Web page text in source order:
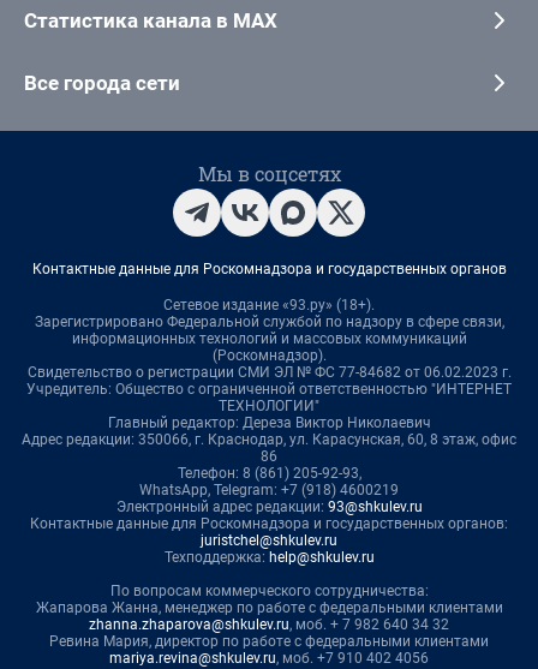
Статистика канала в MAX
Все города сети
Мы в соцсетях
Контактные данные для Роскомнадзора и государственных органов
Сетевое издание «93.ру» (18+).
Зарегистрировано Федеральной службой по надзору в сфере связи,
информационных технологий и массовых коммуникаций
(Роскомнадзор).
Свидетельство о регистрации СМИ ЭЛ № ФС 77-84682 от 06.02.2023 г.
Учредитель: Общество с ограниченной ответственностью "ИНТЕРНЕТ
ТЕХНОЛОГИИ"
Главный редактор: Дереза Виктор Николаевич
Адрес редакции: 350066, г. Краснодар, ул. Карасунская, 60, 8 этаж, офис
86
Телефон: 8 (861) 205-92-93,
WhatsApp, Telegram: +7 (918) 4600219
Электронный адрес редакции: 93@shkulev.ru
Контактные данные для Роскомнадзора и государственных органов:
juristchel@shkulev.ru
Техподдержка: help@shkulev.ru
По вопросам коммерческого сотрудничества:
Жапарова Жанна, менеджер по работе с федеральными клиентами
zhanna.zhaparova@shkulev.ru, моб. + 7 982 640 34 32
Ревина Мария, директор по работе с федеральными клиентами
mariya.revina@shkulev.ru, моб. +7 910 402 4056